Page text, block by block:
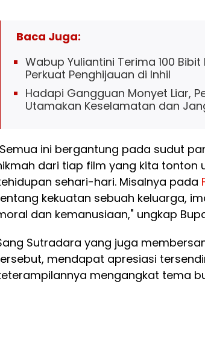
Baca Juga:
Wabup Yuliantini Terima 100
Perkuat Penghijauan di Inhil
Hadapi Gangguan Monyet Liar,
Utamakan Keselamatan dan
ini bergantung pada sudut
dari tiap film yang kita tonton
sehari-hari. Misalnya pada
kekuatan sebuah keluarga,
dan kemanusiaan," ungkap
Sutradara yang juga
mendapat apresiasi
mengangkat tema